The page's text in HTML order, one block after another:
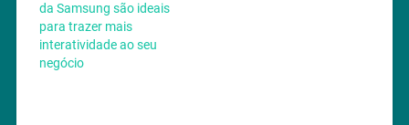
da Samsung são ideais
para trazer mais
interatividade ao seu
negócio